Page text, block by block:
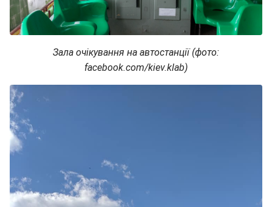
Зала очікування на автостанції (фото:
facebook.com/kiev.klab)